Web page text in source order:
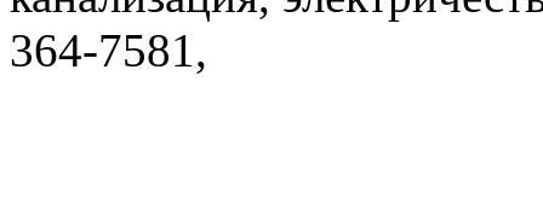
364-7581,